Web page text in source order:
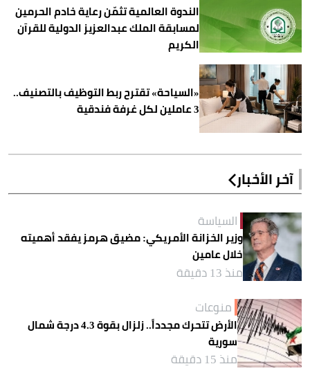
الندوة العالمية تثمّن رعاية خادم الحرمين
لمسابقة الملك عبدالعزيز الدولية للقرآن
الكريم
«السياحة» تقترح ربط التوظيف بالتصنيف..
3 عاملين لكل غرفة فندقية
آخر الأخبار
السياسة
وزير الخزانة الأمريكي: مضيق هرمز يفقد أهميته
خلال عامين
منذ 13 دقيقة
منوعات
الأرض تتحرك مجدداً.. زلزال بقوة 4.3 درجة شمال
سورية
منذ 15 دقيقة